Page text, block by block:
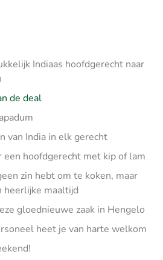
Indiaas hoofdgerecht naar
de deal
van India in elk gerecht
een hoofdgerecht met kip of lam
zin hebt om te koken, maar
heerlijke maaltijd
gloednieuwe zaak in Hengelo
heet je van harte welkom